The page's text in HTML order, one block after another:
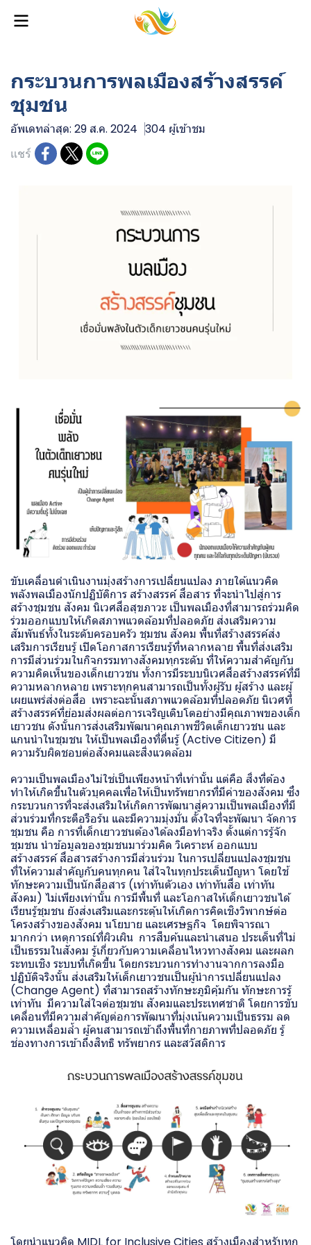
กระบวนการพลเมืองสร้างสรรค์
ชุมชน
อัพเดทล่าสุด: 29 ส.ค. 2024 304 ผู้เข้าชม
แชร์
ขับเคลื่อนดำเนินงานมุ่งสร้างการเปลี่ยนแปลง ภายใต้แนวคิด
พลังพลเมืองนักปฏิบัติการ สร้างสรรค์ สื่อสาร ที่จะนำไปสู่การ
สร้างชุมชน สังคม นิเวศสื่อสุขภาวะ เป็นพลเมืองที่สามารถร่วมคิด
ร่วมออกแบบให้เกิดสภาพแวดล้อมที่ปลอดภัย ส่งเสริมความ
สัมพันธ์ทั้งในระดับครอบครัว ชุมชน สังคม พื้นที่สร้างสรรค์ส่ง
เสริมการเรียนรู้ เปิดโอกาสการเรียนรู้ที่หลากหลาย พื้นที่ส่งเสริม
การมีส่วนร่วมในกิจกรรมทางสังคมทุกระดับ ที่ให้ความสำคัญกับ
ความคิดเห็นของเด็กเยาวชน ทั้งการมีระบบนิเวศสื่อสร้างสรรค์ที่มี
ความหลากหลาย เพราะทุกคนสามารถเป็นทั้งผู้รับ ผู้สร้าง และผู้
เผยแพร่ส่งต่อสื่อ เพราะฉะนั้นสภาพแวดล้อมที่ปลอดภัย นิเวศที่
สร้างสรรค์ที่ย่อมส่งผลต่อการเจริญเติบโตอย่างมีคุณภาพของเด็ก
เยาวชน ดังนั้นการส่งเสริมพัฒนาคุณภาพชีวิตเด็กเยาวชน และ
แกนนำในชุมชน ให้เป็นพลเมืองที่ตื่นรู้ (Active Citizen) มี
ความรับผิดชอบต่อสังคมและสิ่งแวดล้อม
ความเป็นพลเมืองไม่ใช่เป็นเพียงหน้าที่เท่านั้น แต่คือ สิ่งที่ต้อง
ทำให้เกิดขึ้นในตัวบุคคลเพื่อให้เป็นทรัพยากรที่มีค่าของสังคม ซึ่ง
กระบวนการที่จะส่งเสริมให้เกิดการพัฒนาสู่ความเป็นพลเมืองที่มี
ส่วนร่วมที่กระตือรือร้น และมีความมุ่งมั่น ตั้งใจที่จะพัฒนา จัดการ
ชุมชน คือ การที่เด็กเยาวชนต้องได้ลงมือทำจริง ตั้งแต่การรู้จัก
ชุมชน นำข้อมูลของชุมชนมาร่วมคิด วิเคราะห์ ออกแบบ
สร้างสรรค์ สื่อสารสร้างการมีส่วนร่วม ในการเปลี่ยนแปลงชุมชน
ที่ให้ความสำคัญกับคนทุกคน ใส่ใจในทุกประเด็นปัญหา โดยใช้
ทักษะความเป็นนักสื่อสาร (เท่าทันตัวเอง เท่าทันสื่อ เท่าทัน
สังคม) ไม่เพียงเท่านั้น การมีพื้นที่ และโอกาสให้เด็กเยาวชนได้
เรียนรู้ชุมชน ยังส่งเสริมและกระตุ้นให้เกิดการคิดเชิงวิพากษ์ต่อ
โครงสร้างของสังคม นโยบาย และเศรษฐกิจ โดยพิจารณา
มากกว่า เหตุการณ์ที่ผิวเผิน การสืบค้นและนำเสนอ ประเด็นที่ไม่
เป็นธรรมในสังคม รู้เกี่ยวกับความเคลื่อนไหวทางสังคม และผลก
ระทบเชิง ระบบที่เกิดขึ้น โดยกระบวนการทำงานจากการลงมือ
ปฏิบัติจริงนั้น ส่งเสริมให้เด็กเยาวชนเป็นผู้นำการเปลี่ยนแปลง
(Change Agent) ที่สามารถสร้างทักษะภูมิคุ้มกัน ทักษะการรู้
เท่าทัน มีความใส่ใจต่อชุมชน สังคมและประเทศชาติ โดยการขับ
เคลื่อนที่มีความสำคัญต่อการพัฒนาที่มุ่งเน้นความเป็นธรรม ลด
ความเหลื่อมล้ำ ผู้คนสามารถเข้าถึงพื้นที่กายภาพที่ปลอดภัย รู้
ช่องทางการเข้าถึงสิทธิ ทรัพยากร และสวัสดิการ